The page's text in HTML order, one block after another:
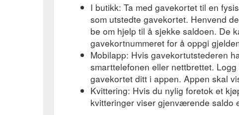
I butikk: Ta med gavekortet til en
som utstedte gavekortet. Henvend
be om hjelp til å sjekke saldoen. De
gavekortnummeret for å oppgi
Mobilapp: Hvis gavekortutstederen
smarttelefonen eller nettbrettet.
gavekortet ditt i appen. Appen skal
Kvittering: Hvis du nylig foretok et
kvitteringer viser gjenværende saldo